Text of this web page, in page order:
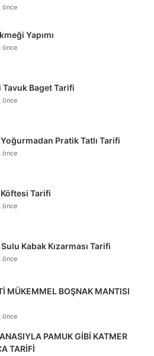
önce
Yapımı
önce
Tavuk Baget Tarifi
önce
Pratik Tatlı Tarifi
önce
Tarifi
önce
Kabak Kızarması Tarifi
önce
MÜKEMMEL BOŞNAK MANTISI
önce
PAMUK GİBİ KATMER
TARİFİ